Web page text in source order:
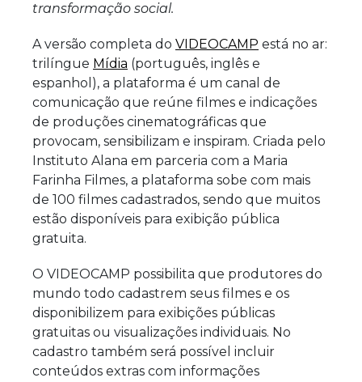
transformação social.
A versão completa do VIDEOCAMP está no ar:
trilíngue Mídia (português, inglês e
espanhol), a plataforma é um canal de
comunicação que reúne filmes e indicações
de produções cinematográficas que
provocam, sensibilizam e inspiram. Criada pelo
Instituto Alana em parceria com a Maria
Farinha Filmes, a plataforma sobe com mais
de 100 filmes cadastrados, sendo que muitos
estão disponíveis para exibição pública
gratuita.
O VIDEOCAMP possibilita que produtores do
mundo todo cadastrem seus filmes e os
disponibilizem para exibições públicas
gratuitas ou visualizações individuais. No
cadastro também será possível incluir
conteúdos extras com informações